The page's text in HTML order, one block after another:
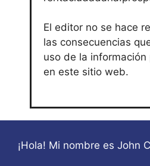
El editor no se hace
las consecuencias
uso de la información
en este sitio web.
¡Hola! Mi nombre es John